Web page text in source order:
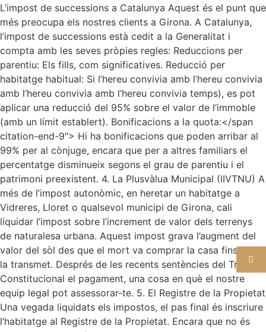
L’impost de successions a Catalunya Aquest és el punt que
més preocupa els nostres clients a Girona. A Catalunya,
l’impost de successions està cedit a la Generalitat i
compta amb les seves pròpies regles: Reduccions per
parentiu: Els fills, com significatives. Reducció per
habitatge habitual: Si l’hereu convivia amb l’hereu convivia
amb l’hereu convivia amb l’hereu convivia temps), es pot
aplicar una reducció del 95% sobre el valor de l’immoble
(amb un límit establert). Bonificacions a la quota:</span
citation-end-9″> Hi ha bonificacions que poden arribar al
99% per al cònjuge, encara que per a altres familiars el
percentatge disminueix segons el grau de parentiu i el
patrimoni preexistent. 4. La Plusvàlua Municipal (IIVTNU) A
més de l’impost autonòmic, en heretar un habitatge a
Vidreres, Lloret o qualsevol municipi de Girona, cali
liquidar l’impost sobre l’increment de valor dels terrenys
de naturalesa urbana. Aquest impost grava l’augment del
valor del sòl des que el mort va comprar la casa fins que
la transmet. Després de les recents sentències del Tribunal
Constitucional el pagament, una cosa en què el nostre
equip legal pot assessorar-te. 5. El Registre de la Propietat
Una vegada liquidats els impostos, el pas final és inscriure
l’habitatge al Registre de la Propietat. Encara que no és